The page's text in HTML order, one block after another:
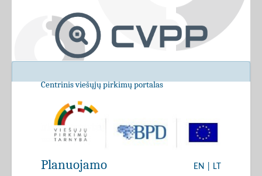
Centrinis viešųjų pirkimų portalas
EN LT
Planuojamo